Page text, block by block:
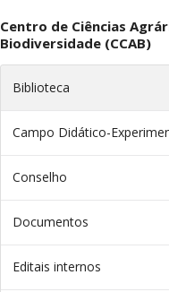
Centro de Ciências
Biodiversidade (CCAB)
Biblioteca
Campo Didático-
Conselho
Documentos
Editais internos